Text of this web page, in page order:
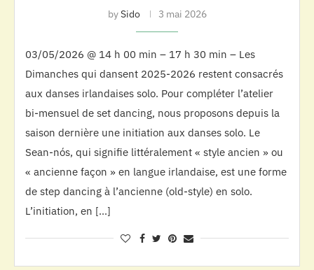
bySido 3 mai 2026
03/05/2026 @ 14 h 00 min – 17 h 30 min – Les
Dimanches qui dansent 2025-2026 restent consacrés
aux danses irlandaises solo. Pour compléter l’atelier
bi-mensuel de set dancing, nous proposons depuis la
saison dernière une initiation aux danses solo. Le
Sean-nós, qui signifie littéralement « style ancien » ou
« ancienne façon » en langue irlandaise, est une forme
de step dancing à l’ancienne (old-style) en solo.
L’initiation, en […]